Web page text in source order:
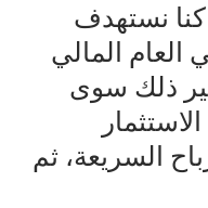
كنا نستهدف
بنسبة 5.5% في العام المالي
لغير ذلك سوى
السريعة، ثم